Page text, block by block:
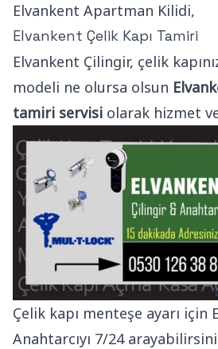
Elvankent Apartman Kilidi,
Elvankent Çelik Kapı Tamiri
Elvankent Çilingir, çelik
modeli ne olursa olsun
tamiri servisi olarak hizmet
Çelik kapı menteşe ayarı için
Anahtarcıyı 7/24